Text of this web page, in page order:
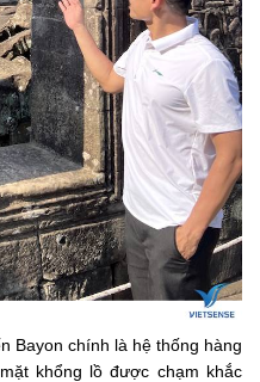
Bayon chính là hệ thống hàng
khổng lồ được chạm khắc